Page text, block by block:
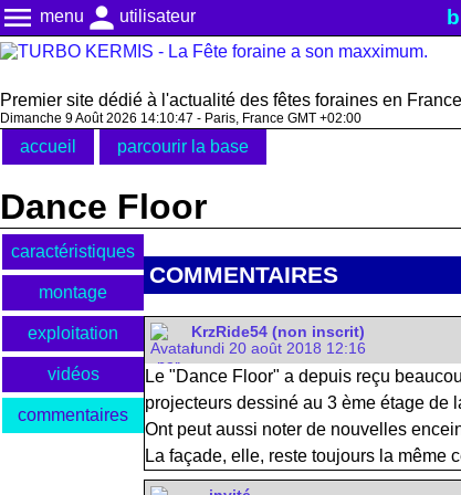
menu menu person utilisateur
Premier site dédié à l'actualité des fêtes foraines en France
Dimanche 9 Août 2026 14:10:48 - Paris, France GMT +02:00
accueil parcourir la base
Dance Floor
caractéristiques
montage
exploitation
vidéos
commentaires
COMMENTAIRES
KrzRide54 (non inscrit)
lundi 20 août 2018 12:16
Le "Dance Floor" a depuis reçu
projecteurs dessiné au 3 ème étage de
Ont peut aussi noter de nouvelles
La façade, elle, reste toujours la même